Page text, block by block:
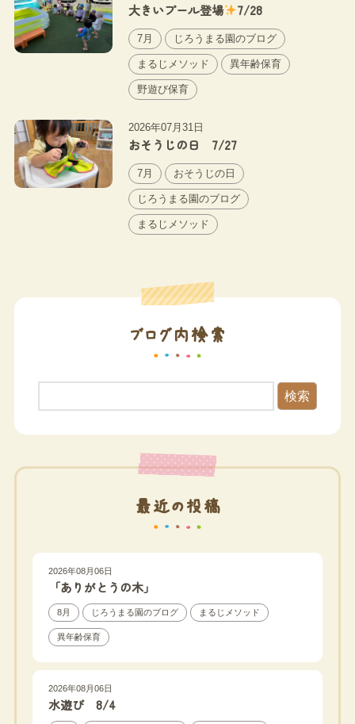
大きいプール登場 7/28
7月 じろうまる園のブログ
まるじメソッド 異年齢保育
野遊び保育
2026年07月31日
おそうじの日 7/27
7月 おそうじの日
じろうまる園のブログ
まるじメソッド
ブログ内検索
検索
最近の投稿
2026年08月06日
「ありがとうの木」
8月 じろうまる園のブログ まるじメソッド
異年齢保育
2026年08月06日
水遊び 8/4